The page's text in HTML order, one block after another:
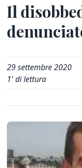
Il
29 settembre 2020
1' di lettura